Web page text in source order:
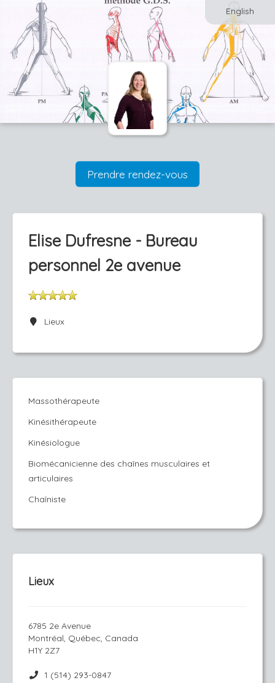
English
Prendre rendez-vous
Elise Dufresne - Bureau
personnel 2e avenue
Lieux
Massothérapeute
Kinésithérapeute
Kinésiologue
Biomécanicienne des chaînes musculaires et
articulaires
Chaîniste
Lieux
6785 2e Avenue
Montréal, Québec, Canada
H1Y 2Z7
1 (514) 293-0847